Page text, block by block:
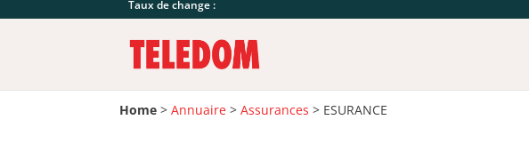
Taux de change :
Home >Annuaire >Assurances > ESURANCE